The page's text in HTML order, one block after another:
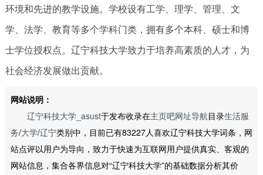
环境和先进的教学设施。学校设有工学、理学、管理、文
学、法学、教育等多个学科门类，拥有多个本科、硕士和博
士学位授权点。辽宁科技大学致力于培养高素质的人才，为
社会经济发展做出贡献。
网站说明：
辽宁科技大学_asust于发布收录在主页吧网址导航目录生活服
务/大学/辽宁类别中，目前已有83227人喜欢辽宁科技大学词条，网
站点评以用户为导向，致力于快速为互联网用户提供真实、客观的
网站信息，集合各界信息对“辽宁科技大学”的基础数据分析其价